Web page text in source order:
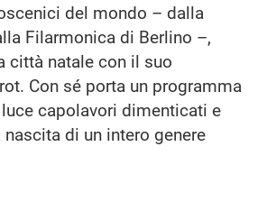
del mondo – dalla
Filarmonica di Berlino –,
città natale con il suo
Con sé porta un programma
capolavori dimenticati e
di un intero genere